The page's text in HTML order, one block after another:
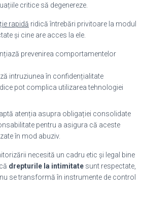
critice să degenereze.
rapidă ridică întrebări privitoare la modul
și cine are acces la ele.
prevenirea comportamentelor
intruziunea în confidențialitate
pot complica utilizarea tehnologiei
atenția asupra obligației consolidate
pentru a asigura că aceste
în mod abuziv.
necesită un cadru etic și legal bine
drepturile la intimitate sunt respectate,
se transformă în instrumente de control